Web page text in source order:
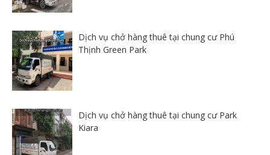
Dịch vụ chở hàng thuê tại chung cư Phú
Thịnh Green Park
Dịch vụ chở hàng thuê tại chung cư Park
Kiara